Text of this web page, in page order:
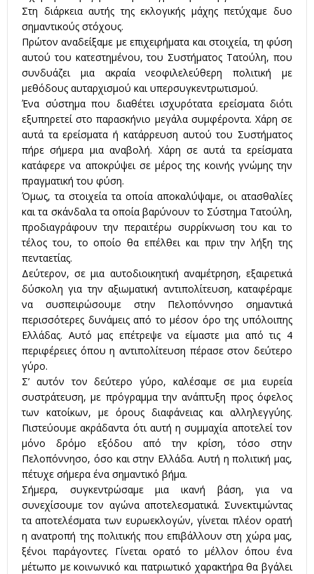
Στη διάρκεια αυτής της εκλογικής μάχης πετύχαμε δυο
σημαντικούς στόχους.
Πρώτον αναδείξαμε με επιχειρήματα και στοιχεία, τη φύση
αυτού του κατεστημένου, του Συστήματος Τατούλη, που
συνδυάζει μια ακραία νεοφιλελεύθερη πολιτική με
μεθόδους αυταρχισμού και υπερσυγκεντρωτισμού.
Ένα σύστημα που διαθέτει ισχυρότατα ερείσματα διότι
εξυπηρετεί στο παρασκήνιο μεγάλα συμφέροντα. Χάρη σε
αυτά τα ερείσματα ή κατάρρευση αυτού του Συστήματος
πήρε σήμερα μια αναβολή. Χάρη σε αυτά τα ερείσματα
κατάφερε να αποκρύψει σε μέρος της κοινής γνώμης την
πραγματική του φύση.
Όμως, τα στοιχεία τα οποία αποκαλύψαμε, οι ατασθαλίες
και τα σκάνδαλα τα οποία βαρύνουν το Σύστημα Τατούλη,
προδιαγράφουν την περαιτέρω συρρίκνωση του και το
τέλος του, το οποίο θα επέλθει και πριν την λήξη της
πενταετίας.
Δεύτερον, σε μια αυτοδιοικητική αναμέτρηση, εξαιρετικά
δύσκολη για την αξιωματική αντιπολίτευση, καταφέραμε
να συσπειρώσουμε στην Πελοπόννησο σημαντικά
περισσότερες δυνάμεις από το μέσον όρο της υπόλοιπης
Ελλάδας. Αυτό μας επέτρεψε να είμαστε μια από τις 4
περιφέρειες όπου η αντιπολίτευση πέρασε στον δεύτερο
γύρο.
Σ’ αυτόν τον δεύτερο γύρο, καλέσαμε σε μια ευρεία
συστράτευση, με πρόγραμμα την ανάπτυξη προς όφελος
των κατοίκων, με όρους διαφάνειας και αλληλεγγύης.
Πιστεύουμε ακράδαντα ότι αυτή η συμμαχία αποτελεί τον
μόνο δρόμο εξόδου από την κρίση, τόσο στην
Πελοπόννησο, όσο και στην Ελλάδα. Αυτή η πολιτική μας,
πέτυχε σήμερα ένα σημαντικό βήμα.
Σήμερα, συγκεντρώσαμε μια ικανή βάση, για να
συνεχίσουμε τον αγώνα αποτελεσματικά. Συνεκτιμώντας
τα αποτελέσματα των ευρωεκλογών, γίνεται πλέον ορατή
η ανατροπή της πολιτικής που επιβάλλουν στη χώρα μας,
ξένοι παράγοντες. Γίνεται ορατό το μέλλον όπου ένα
μέτωπο με κοινωνικό και πατριωτικό χαρακτήρα θα βγάλει